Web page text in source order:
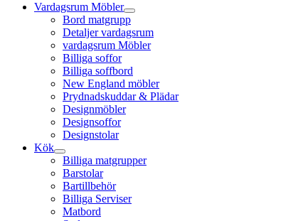
Vardagsrum Möbler
Bord matgrupp
Detaljer vardagsrum
vardagsrum Möbler
Billiga soffor
Billiga soffbord
New England möbler
Prydnadskuddar & Plädar
Designmöbler
Designsoffor
Designstolar
Kök
Billiga matgrupper
Barstolar
Bartillbehör
Billiga Serviser
Matbord